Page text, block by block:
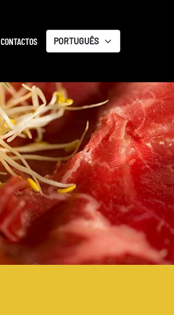
CONTACTOS
Escolha